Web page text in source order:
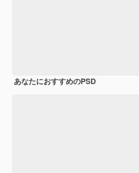
あなたにおすすめのPSD